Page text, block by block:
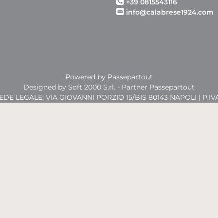
+39 0815543116
info@calabrese1924.com
Powered by Passepartout
Designed by Soft 2000 S.rl. - Partner Passepartout
LEGALE: VIA GIOVANNI PORZIO 15/BIS 80143 NAPOLI |